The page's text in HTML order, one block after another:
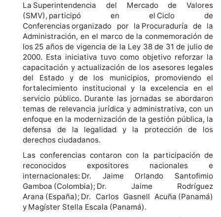
La Superintendencia del Mercado de Valores
(SMV), participó en el Ciclo de
Conferencias organizado por la Procuraduría de la
Administración, en el marco de la conmemoración de
los 25 años de vigencia de la Ley 38 de 31 de julio de
2000. Esta iniciativa tuvo como objetivo reforzar la
capacitación y actualización de los asesores legales
del Estado y de los municipios, promoviendo el
fortalecimiento institucional y la excelencia en el
servicio público. Durante las jornadas se abordaron
temas de relevancia jurídica y administrativa, con un
enfoque en la modernización de la gestión pública, la
defensa de la legalidad y la protección de los
derechos ciudadanos.
Las conferencias contaron con la participación de
reconocidos expositores nacionales e
internacionales: Dr. Jaime Orlando Santofimio
Gamboa (Colombia); Dr. Jaime Rodríguez
Arana (España); Dr. Carlos Gasnell Acuña (Panamá)
y Magíster Stella Escala (Panamá).